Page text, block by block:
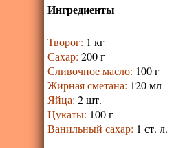
Ингредиенты
Творог: 1 кг
Сахар: 200 г
Сливочное масло: 100 г
Жирная сметана: 120 мл
Яйца: 2 шт.
Цукаты: 100 г
Ванильный сахар: 1 ст. л.